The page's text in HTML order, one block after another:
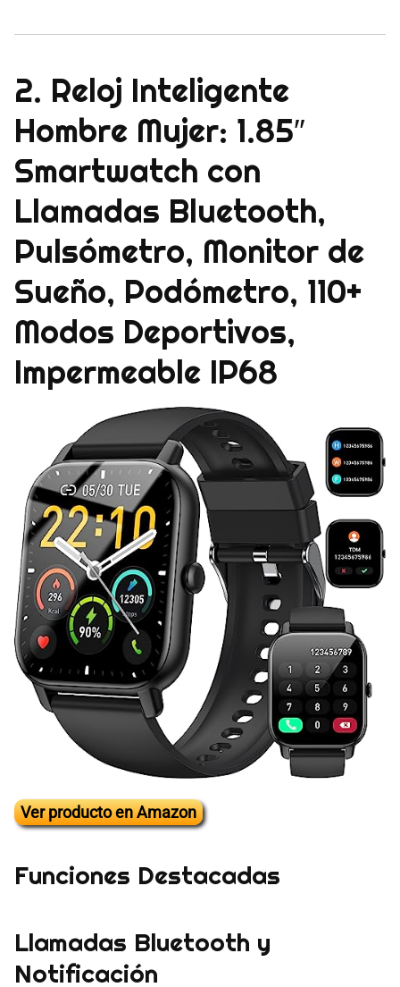
2. Reloj Inteligente
Hombre Mujer: 1.85″
Smartwatch con
Llamadas Bluetooth,
Pulsómetro, Monitor de
Sueño, Podómetro, 110+
Modos Deportivos,
Impermeable IP68
Ver producto en Amazon
Funciones Destacadas
Llamadas Bluetooth y
Notificación